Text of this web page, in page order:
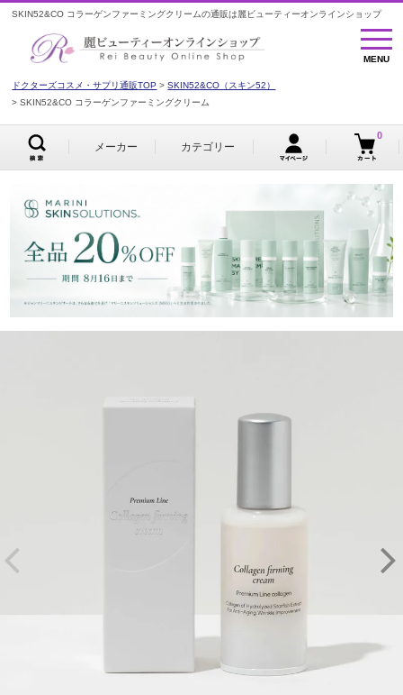
SKIN52&CO コラーゲンファーミングクリームの通販は麗ビューティーオンラインショップ
MENU
MENU
ドクターズコスメ・サプリ通販TOP
SKIN52&CO（スキン52）
SKIN52&CO コラーゲンファーミングクリーム
メーカー カテゴリー
0